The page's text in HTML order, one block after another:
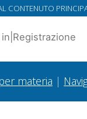
CONTENUTO
Registrazione
materia |